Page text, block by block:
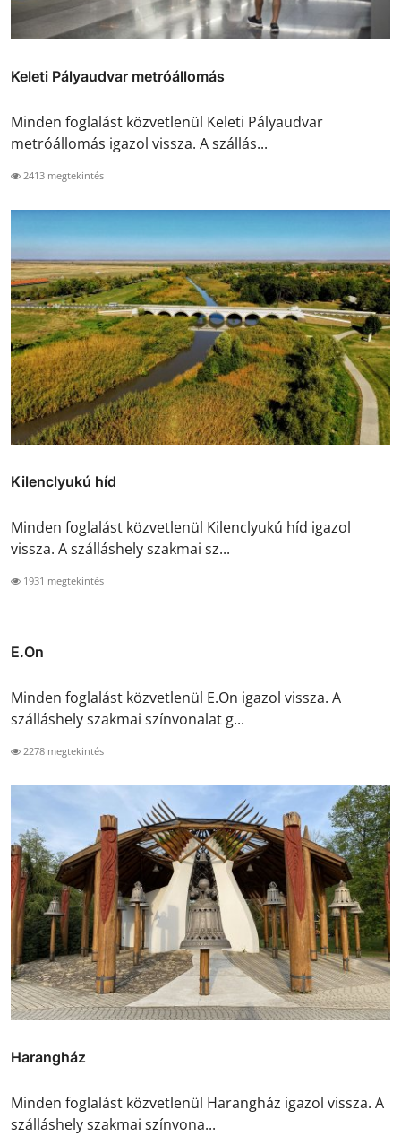
Keleti Pályaudvar metróállomás
Minden foglalást közvetlenül Keleti Pályaudvar
metróállomás igazol vissza. A szállás...
2413 megtekintés
Kilenclyukú híd
Minden foglalást közvetlenül Kilenclyukú híd igazol
vissza. A szálláshely szakmai sz...
1931 megtekintés
E.On
Minden foglalást közvetlenül E.On igazol vissza. A
szálláshely szakmai színvonalat g...
2278 megtekintés
Harangház
Minden foglalást közvetlenül Harangház igazol vissza. A
szálláshely szakmai színvona...